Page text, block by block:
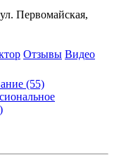
Первомайская,
Отзывы Видео
(55)